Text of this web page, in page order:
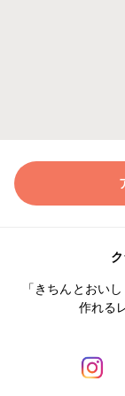
「きちんとおい
作れる